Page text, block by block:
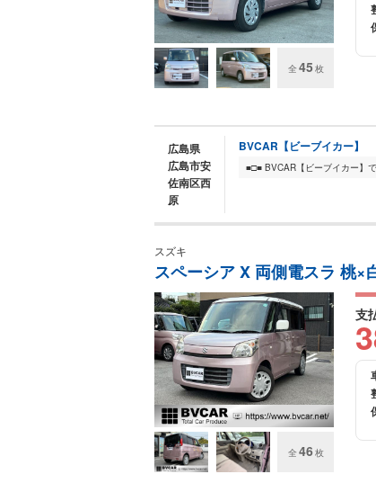
全 45枚
広島県
広島市安
佐南区西
原
BVCAR【ビーブイカー】
スズキ
スペーシア X 両側電スラ 桃×
全 46枚
支